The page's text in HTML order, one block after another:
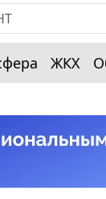
ЖКХ